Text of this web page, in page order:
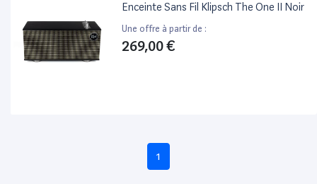
Enceinte Sans Fil Klipsch The One II Noir
Une offre à partir de :
269,00 €
1